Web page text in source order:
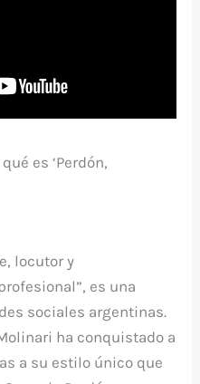
es ‘Perdón,
locutor y
es una
sociales argentinas.
ha conquistado a
a su estilo único que